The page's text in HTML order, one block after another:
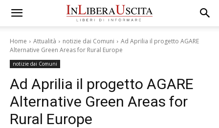
Home Attualità notizie dai Comuni
Ad Aprilia il progetto AGARE
Alternative Green Areas for Rural Europe
notizie dai Comuni
Ad Aprilia il progetto AGARE
Alternative Green Areas for
Rural Europe